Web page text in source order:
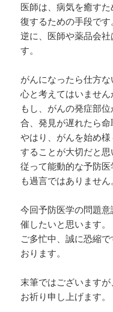
医師は、病気を癒す
復するための手段です
逆に、医師や薬品会
す。
がんになったら仕方
心と考えてはいません
もし、がんの発症部
合、発見が遅れたら命
やはり、がんを始め
することが大切だと思
従って能動的な予防
も過言ではありません
今回予防医学の問題
催したいと思います。
ご多忙中、誠に恐縮
おります。
末筆ではございます
お祈り申し上げます。